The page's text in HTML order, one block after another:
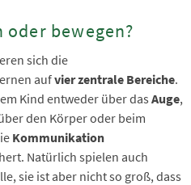
oder bewegen?
sich die
aufvier zentrale Bereiche.
Kind entweder über das Auge,
den Körper oder beim
Kommunikation
Natürlich spielen auch
sie ist aber nicht so groß, dass